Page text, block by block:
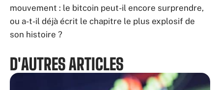
mouvement : le bitcoin peut-il encore surprendre,
ou a-t-il déjà écrit le chapitre le plus explosif de
son histoire ?
D'AUTRES ARTICLES